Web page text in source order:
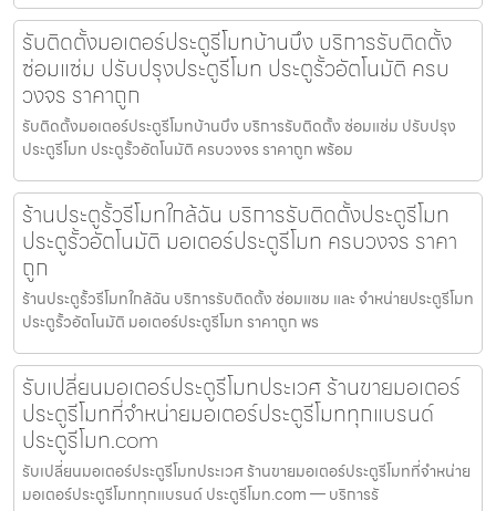
รับติดตั้งมอเตอร์ประตูรีโมทบ้านบึง บริการรับติดตั้ง
ซ่อมแซ่ม ปรับปรุงประตูรีโมท ประตูรั้วอัตโนมัติ ครบ
วงจร ราคาถูก
รับติดตั้งมอเตอร์ประตูรีโมทบ้านบึง บริการรับติดตั้ง ซ่อมแซ่ม ปรับปรุง
ประตูรีโมท ประตูรั้วอัตโนมัติ ครบวงจร ราคาถูก พร้อม
ร้านประตูรั้วรีโมทใกล้ฉัน บริการรับติดตั้งประตูรีโมท
ประตูรั้วอัตโนมัติ มอเตอร์ประตูรีโมท ครบวงจร ราคา
ถูก
ร้านประตูรั้วรีโมทใกล้ฉัน บริการรับติดตั้ง ซ่อมแซม และ จำหน่ายประตูรีโมท
ประตูรั้วอัตโนมัติ มอเตอร์ประตูรีโมท ราคาถูก พร
รับเปลี่ยนมอเตอร์ประตูรีโมทประเวศ ร้านขายมอเตอร์
ประตูรีโมทที่จำหน่ายมอเตอร์ประตูรีโมททุกแบรนด์
ประตูรีโมท.com
รับเปลี่ยนมอเตอร์ประตูรีโมทประเวศ ร้านขายมอเตอร์ประตูรีโมทที่จำหน่าย
มอเตอร์ประตูรีโมททุกแบรนด์ ประตูรีโมท.com — บริการรั